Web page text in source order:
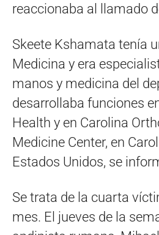
reaccionaba al llamado
Skeete Kshamata tenía
Medicina y era
manos y medicina del
desarrollaba funciones
Health y en Carolina
Medicine Center, en
Estados Unidos, se
Se trata de la cuarta
mes. El jueves de la